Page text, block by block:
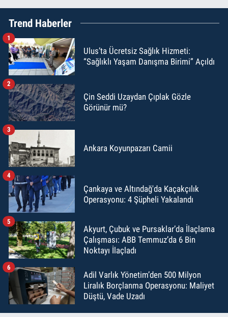
Trend Haberler
Ulus’ta Ücretsiz Sağlık Hizmeti:
“Sağlıklı Yaşam Danışma Birimi” Açıldı
1
Çin Seddi Uzaydan Çıplak Gözle
Görünür mü?
2
Ankara Koyunpazarı Camii
3
Çankaya ve Altındağ'da Kaçakçılık
Operasyonu: 4 Şüpheli Yakalandı
4
Akyurt, Çubuk ve Pursaklar’da İlaçlama
Çalışması: ABB Temmuz’da 6 Bin
Noktayı İlaçladı
5
Adil Varlık Yönetim’den 500 Milyon
Liralık Borçlanma Operasyonu: Maliyet
Düştü, Vade Uzadı
6